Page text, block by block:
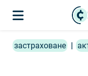
застраховане |